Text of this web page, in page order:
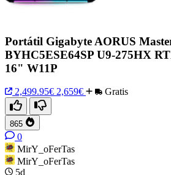
Portátil Gigabyte AORUS
BYHC5ESE64SP U9-275HX
16" W11P
2,499.95€ 2,659€ Gratis
865
0
MirY_oFerTas
MirY_oFerTas
5d